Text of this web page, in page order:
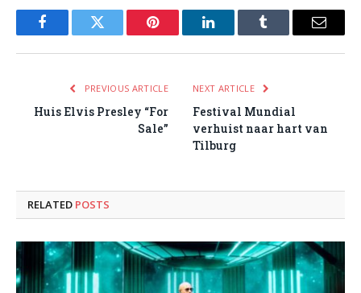
FacebookTwitter Pinterest LinkedInTumblr Email
PREVIOUS ARTICLE
Huis Elvis Presley “For
Sale”
NEXT ARTICLE
Festival Mundial
verhuist naar hart van
Tilburg
RELATED POSTS